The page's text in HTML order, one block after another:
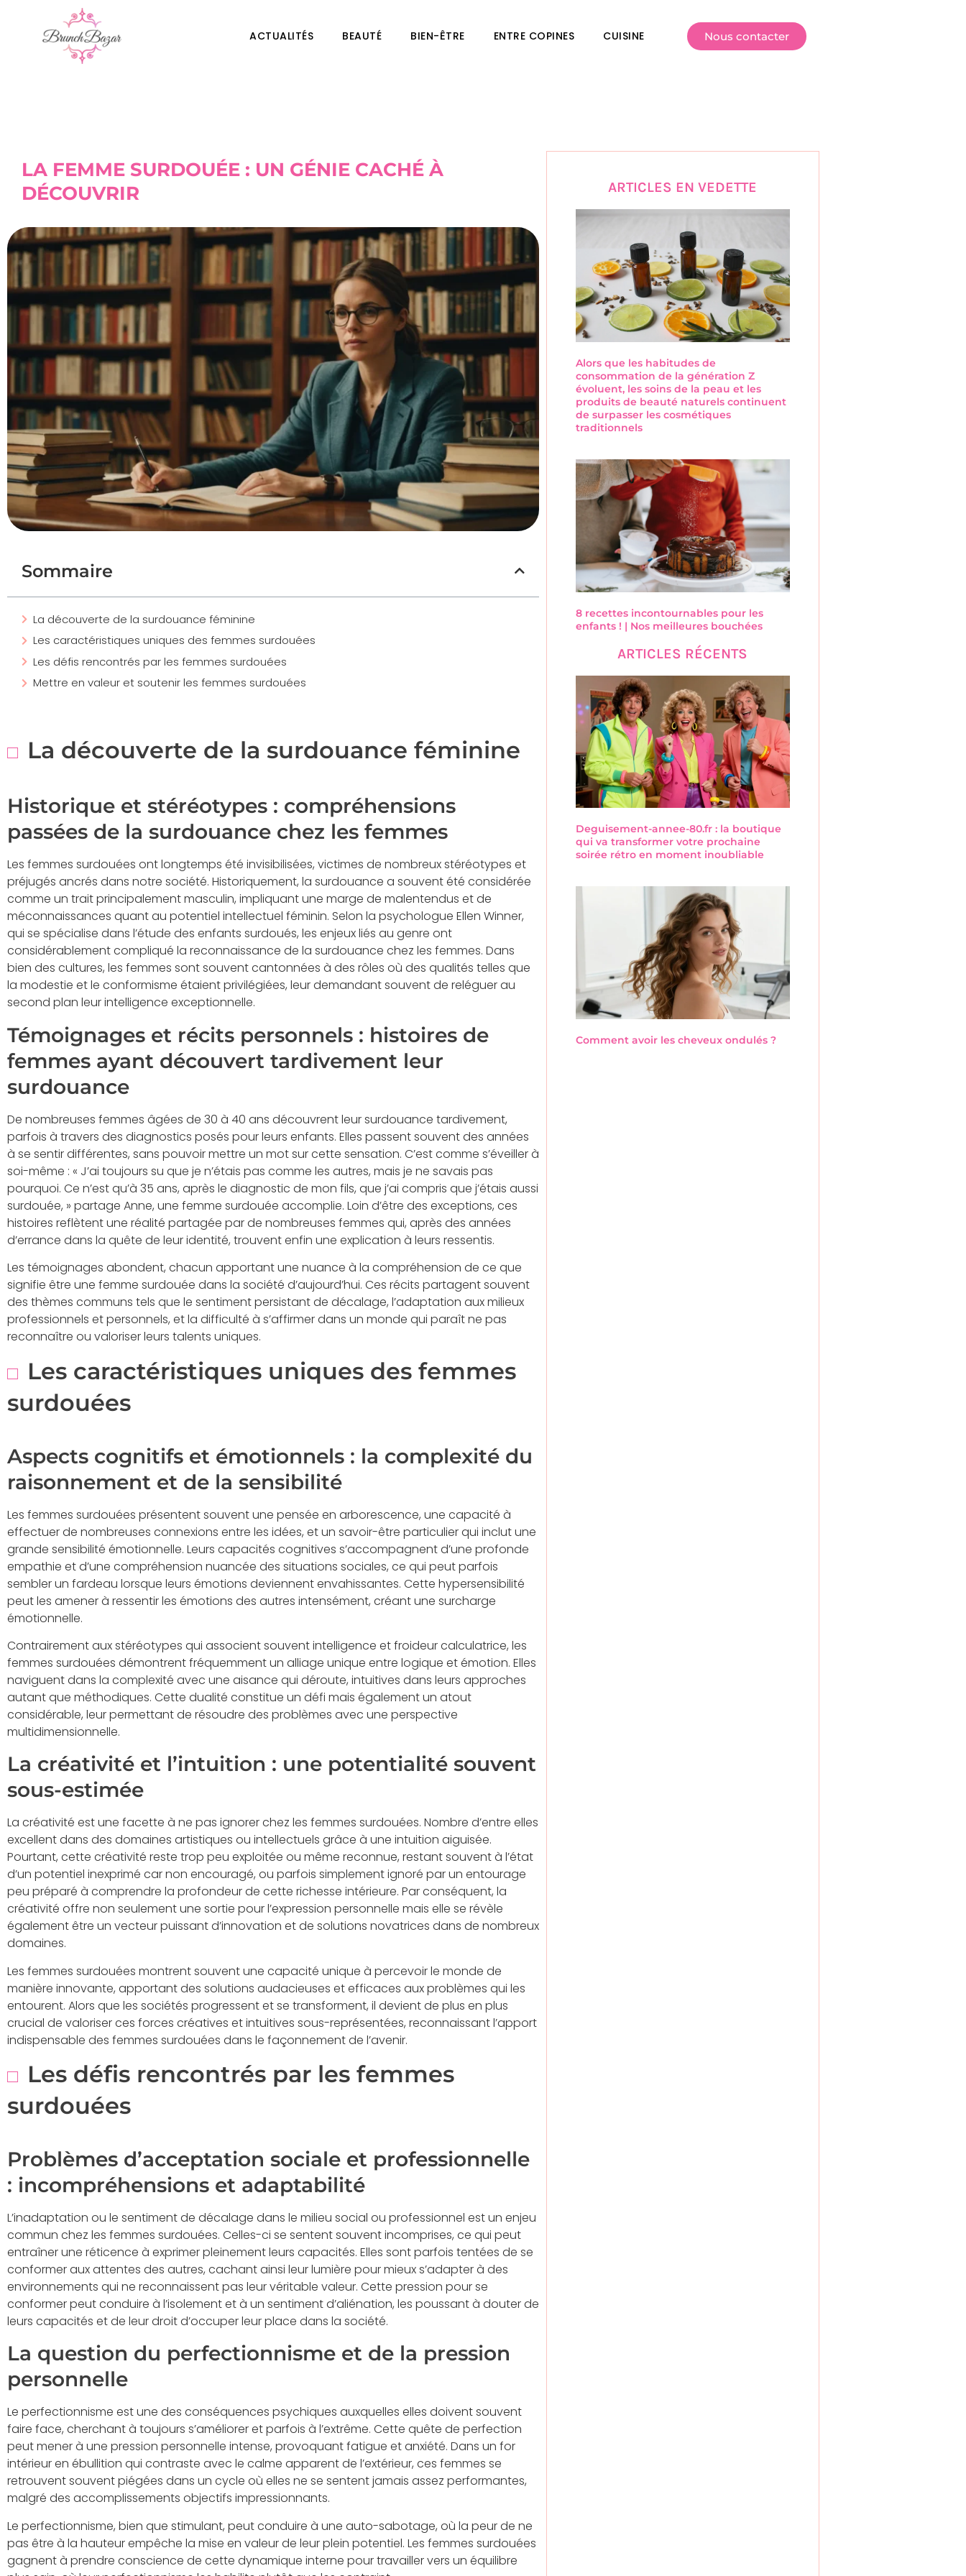
ACTUALITÉS BEAUTÉ BIEN-ÊTRE ENTRE COPINES CUISINE Nous contacter
LA FEMME SURDOUÉE : UN GÉNIE CACHÉ À
DÉCOUVRIR
Sommaire
La découverte de la surdouance féminine
Les caractéristiques uniques des femmes surdouées
Les défis rencontrés par les femmes surdouées
Mettre en valeur et soutenir les femmes surdouées
La découverte de la surdouance féminine
Historique et stéréotypes : compréhensions
passées de la surdouance chez les femmes
Les femmes surdouées ont longtemps été invisibilisées, victimes de nombreux stéréotypes et
préjugés ancrés dans notre société. Historiquement, la surdouance a souvent été considérée
comme un trait principalement masculin, impliquant une marge de malentendus et de
méconnaissances quant au potentiel intellectuel féminin. Selon la psychologue Ellen Winner,
qui se spécialise dans l’étude des enfants surdoués, les enjeux liés au genre ont
considérablement compliqué la reconnaissance de la surdouance chez les femmes. Dans
bien des cultures, les femmes sont souvent cantonnées à des rôles où des qualités telles que
la modestie et le conformisme étaient privilégiées, leur demandant souvent de reléguer au
second plan leur intelligence exceptionnelle.
Témoignages et récits personnels : histoires de
femmes ayant découvert tardivement leur
surdouance
De nombreuses femmes âgées de 30 à 40 ans découvrent leur surdouance tardivement,
parfois à travers des diagnostics posés pour leurs enfants. Elles passent souvent des années
à se sentir différentes, sans pouvoir mettre un mot sur cette sensation. C’est comme s’éveiller à
soi-même : « J’ai toujours su que je n’étais pas comme les autres, mais je ne savais pas
pourquoi. Ce n’est qu’à 35 ans, après le diagnostic de mon fils, que j’ai compris que j’étais aussi
surdouée, » partage Anne, une femme surdouée accomplie. Loin d’être des exceptions, ces
histoires reflètent une réalité partagée par de nombreuses femmes qui, après des années
d’errance dans la quête de leur identité, trouvent enfin une explication à leurs ressentis.
Les témoignages abondent, chacun apportant une nuance à la compréhension de ce que
signifie être une femme surdouée dans la société d’aujourd’hui. Ces récits partagent souvent
des thèmes communs tels que le sentiment persistant de décalage, l’adaptation aux milieux
professionnels et personnels, et la difficulté à s’affirmer dans un monde qui paraît ne pas
reconnaître ou valoriser leurs talents uniques.
Les caractéristiques uniques des femmes
surdouées
Aspects cognitifs et émotionnels : la complexité du
raisonnement et de la sensibilité
Les femmes surdouées présentent souvent une pensée en arborescence, une capacité à
effectuer de nombreuses connexions entre les idées, et un savoir-être particulier qui inclut une
grande sensibilité émotionnelle. Leurs capacités cognitives s’accompagnent d’une profonde
empathie et d’une compréhension nuancée des situations sociales, ce qui peut parfois
sembler un fardeau lorsque leurs émotions deviennent envahissantes. Cette hypersensibilité
peut les amener à ressentir les émotions des autres intensément, créant une surcharge
émotionnelle.
Contrairement aux stéréotypes qui associent souvent intelligence et froideur calculatrice, les
femmes surdouées démontrent fréquemment un alliage unique entre logique et émotion. Elles
naviguent dans la complexité avec une aisance qui déroute, intuitives dans leurs approches
autant que méthodiques. Cette dualité constitue un défi mais également un atout
considérable, leur permettant de résoudre des problèmes avec une perspective
multidimensionnelle.
La créativité et l’intuition : une potentialité souvent
sous-estimée
La créativité est une facette à ne pas ignorer chez les femmes surdouées. Nombre d’entre elles
excellent dans des domaines artistiques ou intellectuels grâce à une intuition aiguisée.
Pourtant, cette créativité reste trop peu exploitée ou même reconnue, restant souvent à l’état
d’un potentiel inexprimé car non encouragé, ou parfois simplement ignoré par un entourage
peu préparé à comprendre la profondeur de cette richesse intérieure. Par conséquent, la
créativité offre non seulement une sortie pour l’expression personnelle mais elle se révèle
également être un vecteur puissant d’innovation et de solutions novatrices dans de nombreux
domaines.
Les femmes surdouées montrent souvent une capacité unique à percevoir le monde de
manière innovante, apportant des solutions audacieuses et efficaces aux problèmes qui les
entourent. Alors que les sociétés progressent et se transforment, il devient de plus en plus
crucial de valoriser ces forces créatives et intuitives sous-représentées, reconnaissant l’apport
indispensable des femmes surdouées dans le façonnement de l’avenir.
Les défis rencontrés par les femmes
surdouées
Problèmes d’acceptation sociale et professionnelle
: incompréhensions et adaptabilité
L’inadaptation ou le sentiment de décalage dans le milieu social ou professionnel est un enjeu
commun chez les femmes surdouées. Celles-ci se sentent souvent incomprises, ce qui peut
entraîner une réticence à exprimer pleinement leurs capacités. Elles sont parfois tentées de se
conformer aux attentes des autres, cachant ainsi leur lumière pour mieux s’adapter à des
environnements qui ne reconnaissent pas leur véritable valeur. Cette pression pour se
conformer peut conduire à l’isolement et à un sentiment d’aliénation, les poussant à douter de
leurs capacités et de leur droit d’occuper leur place dans la société.
La question du perfectionnisme et de la pression
personnelle
Le perfectionnisme est une des conséquences psychiques auxquelles elles doivent souvent
faire face, cherchant à toujours s’améliorer et parfois à l’extrême. Cette quête de perfection
peut mener à une pression personnelle intense, provoquant fatigue et anxiété. Dans un for
intérieur en ébullition qui contraste avec le calme apparent de l’extérieur, ces femmes se
retrouvent souvent piégées dans un cycle où elles ne se sentent jamais assez performantes,
malgré des accomplissements objectifs impressionnants.
Le perfectionnisme, bien que stimulant, peut conduire à une auto-sabotage, où la peur de ne
pas être à la hauteur empêche la mise en valeur de leur plein potentiel. Les femmes surdouées
gagnent à prendre conscience de cette dynamique interne pour travailler vers un équilibre
ARTICLES EN VEDETTE
Alors que les habitudes de
consommation de la génération Z
évoluent, les soins de la peau et les
produits de beauté naturels continuent
de surpasser les cosmétiques
traditionnels
8 recettes incontournables pour les
enfants ! | Nos meilleures bouchées
ARTICLES RÉCENTS
Deguisement-annee-80.fr : la boutique
qui va transformer votre prochaine
soirée rétro en moment inoubliable
Comment avoir les cheveux ondulés ?